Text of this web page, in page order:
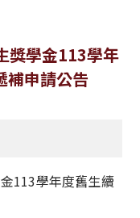
獎學金113學年
補申請公告
113學年度舊生續